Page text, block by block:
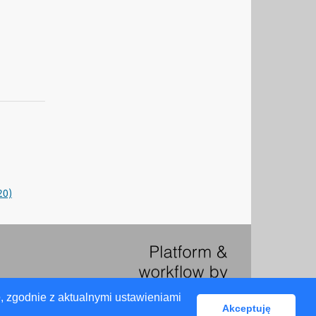
zgodnie z aktualnymi ustawieniami
Akceptuję